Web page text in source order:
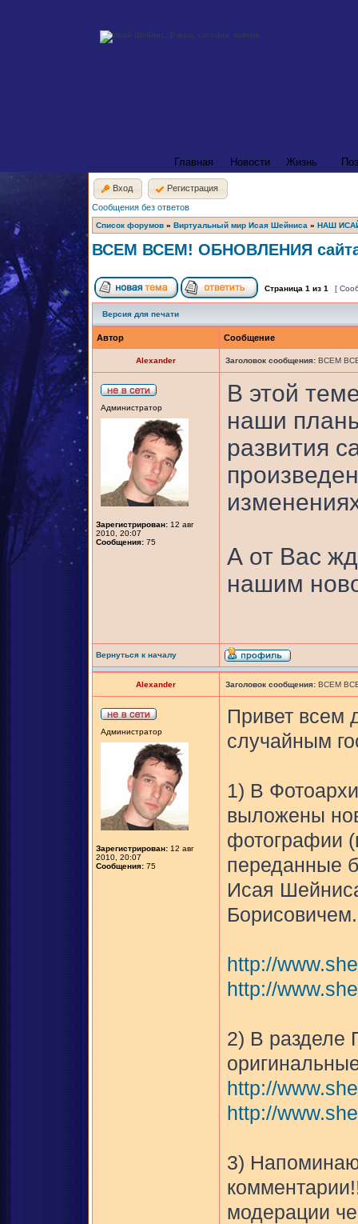
Главная Новости Жизнь
Вход
Регистрация
Сообщения без ответов
Список форумов » Виртуальный мир Исая Шейниса » НАШ
ВСЕМ ВСЕМ! ОБНОВЛЕНИЯ сайта
Страница 1 из 1 [
Версия для печати
Автор Сообщение
Alexander Заголовок сообщения: ВСЕМ
Администратор
Зарегистрирован: 12 авг
2010, 20:07
Сообщения: 75
В этой
наши
развития
А от Вас
нашим
Вернуться к началу
Alexander Заголовок сообщения: ВСЕМ
Администратор
Зарегистрирован: 12 авг
2010, 20:07
Сообщения: 75
Привет всем
случайным
1) В
выложены
фотографии
переданные
Исая
http://
http://
2) В разделе
http://
http://
3)
модерации